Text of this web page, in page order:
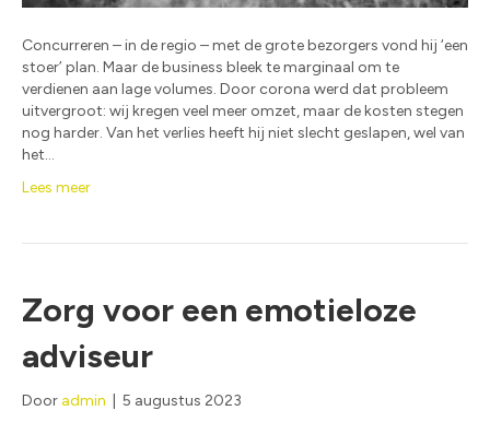
Concurreren – in de regio – met de grote bezorgers vond hij ‘een
stoer’ plan. Maar de business bleek te marginaal om te
verdienen aan lage volumes. Door corona werd dat probleem
uitvergroot: wij kregen veel meer omzet, maar de kosten stegen
nog harder. Van het verlies heeft hij niet slecht geslapen, wel van
het…
Lees meer
Zorg voor een emotieloze
adviseur
Door admin 5 augustus 2023